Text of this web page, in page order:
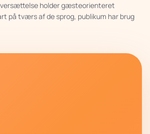
holder gæsteorienteret
på tværs af de sprog, publikum har brug